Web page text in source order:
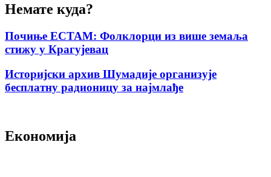
Немате куда?
Почиње ЕСТАМ: Фолклорци из више земаља
стижу у Крагујевац
Историјски архив Шумадије организује
бесплатну радионицу за најмлађе
Економија